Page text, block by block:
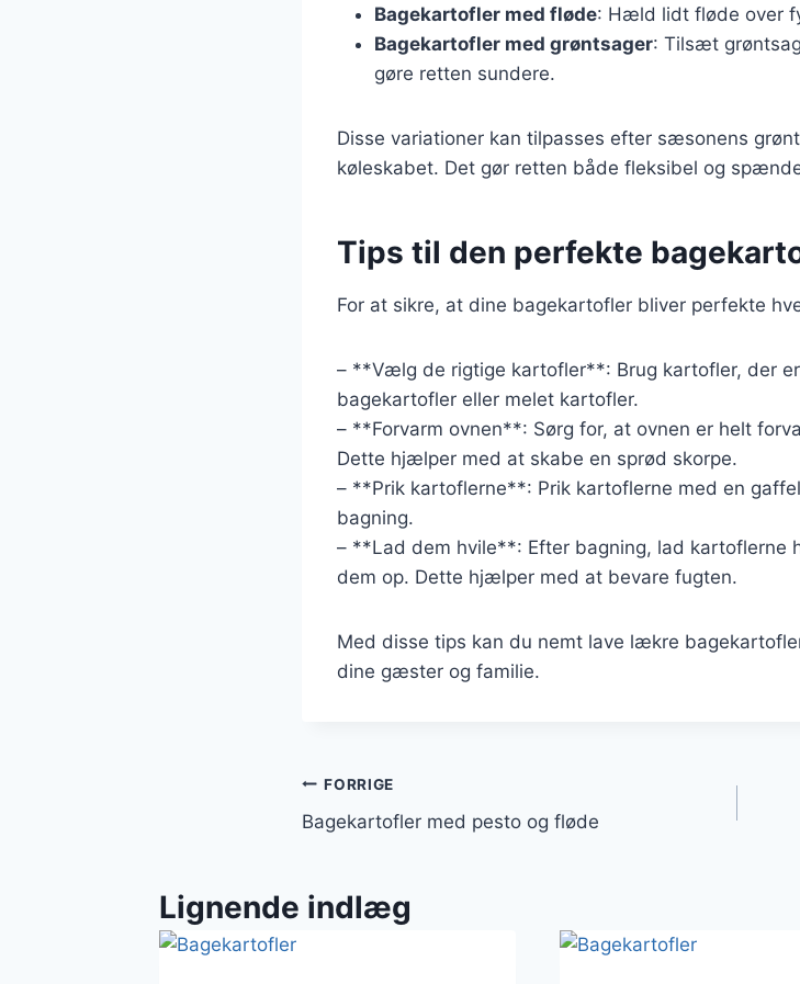
Bagekartofler med fløde: Hæld lidt fløde over
Bagekartofler med grøntsager: Tilsæt
gøre retten sundere.
Disse variationer kan tilpasses efter sæsonens
køleskabet. Det gør retten både fleksibel og
Tips til den perfekte
For at sikre, at dine bagekartofler bliver perfekte
– **Vælg de rigtige kartofler**: Brug kartofler, der
bagekartofler eller melet kartofler.
– **Forvarm ovnen**: Sørg for, at ovnen er helt
Dette hjælper med at skabe en sprød skorpe.
– **Prik kartoflerne**: Prik kartoflerne med en
bagning.
– **Lad dem hvile**: Efter bagning, lad kartoflerne
dem op. Dette hjælper med at bevare fugten.
Med disse tips kan du nemt lave lækre
dine gæster og familie.
Indlægsnavigation
FORRIGE
Bagekartofler med pesto og fløde
Lignende indlæg